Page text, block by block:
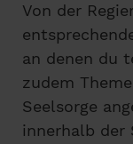
Von der
an denen du
zudem
Seelsorge
innerhalb der